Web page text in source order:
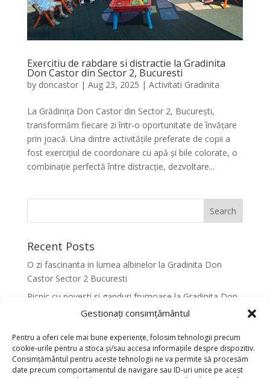
Gestionați consimțământul
Pentru a oferi cele mai bune experiențe, folosim tehnologii precum
cookie-urile pentru a stoca și/sau accesa informațiile despre dispozitiv.
Consimțământul pentru aceste tehnologii ne va permite să procesăm
date precum comportamentul de navigare sau ID-uri unice pe acest
Exercitiu de rabdare si distractie la Gradinita
Don Castor din Sector 2, Bucuresti
by doncastor| Aug 23, 2025 | Activitati Gradinita
La Grădinița Don Castor din Sector 2, București,
transformăm fiecare zi într-o oportunitate de învățare
prin joacă. Una dintre activitățile preferate de copii a
fost exercițiul de coordonare cu apă și bile colorate, o
combinație perfectă între distracție, dezvoltare...
Recent Posts
O zi fascinanta in lumea albinelor la Gradinita Don
Castor Sector 2 Bucuresti
Picnic cu povesti si ganduri frumoase la Gradinita Don
Castor Sector 2 Bucuresti
Bucuresti
Activitati senzoriale creative pentru dezvoltarea
armonioasa a copiilor la Gradinita Don Castor Sector 2